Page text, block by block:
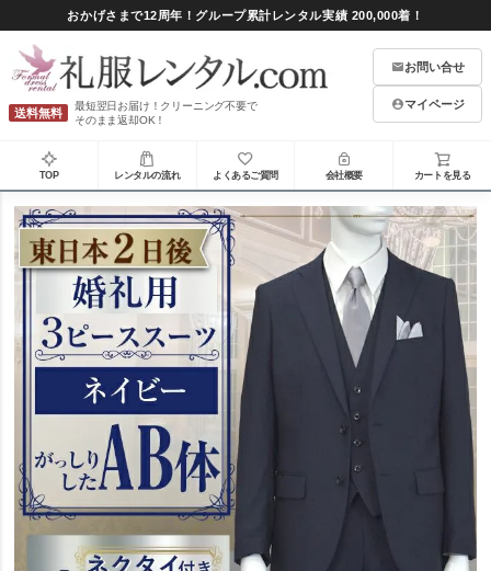
おかげさまで12周年！グループ累計レンタル実績 200,000着！
送料無料
最短翌日お届け！クリーニング不要で
そのまま返却OK！
お問い合せ
マイページ
TOP レンタルの流れ よくあるご質問 会社概要 カートを見る